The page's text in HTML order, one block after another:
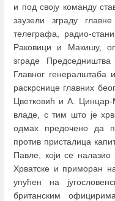
и под своју команду
заузели зграду
телеграфа, радио-
Раковици и Макишу,
зграде
Главног генералштаба
раскрснице главних
Цветковић и А.
владе, с тим што је
одмах предочено да
против присталица
Павле, који се налазио
Хрватске и приморан
упућен на
британским